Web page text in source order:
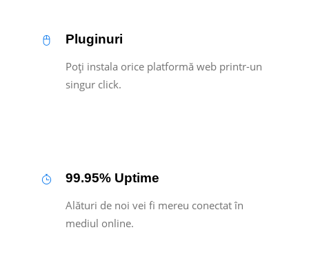
Pluginuri
Poți instala orice platformă web printr-un
singur click.
99.95% Uptime
Alături de noi vei fi mereu conectat în
mediul online.